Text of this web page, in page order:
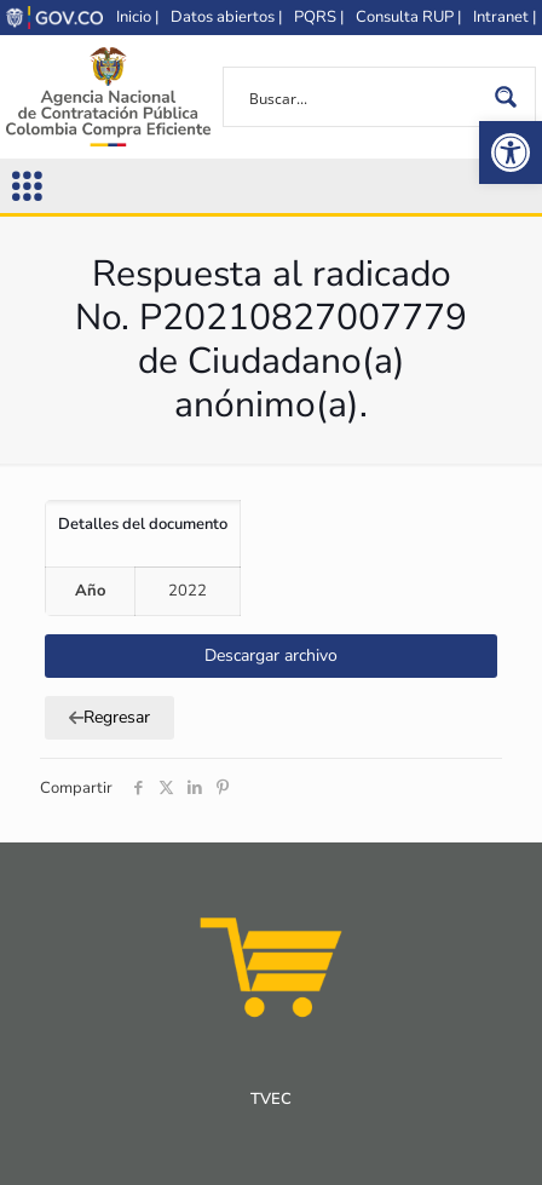
Inicio | Datos abiertos | PQRS | Consulta RUP | Intranet |
Respuesta al radicado
No. P20210827007779
de Ciudadano(a)
anónimo(a).
Detalles del documento
Año 2022
Descargar archivo
Regresar
Compartir
TVEC